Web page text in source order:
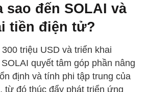
sao đến SOLAI và
tiền điện tử?
triệu USD và triển khai
quyết tâm góp phần nâng
định và tính phi tập trung của
từ đó thúc đẩy phát triển ứng